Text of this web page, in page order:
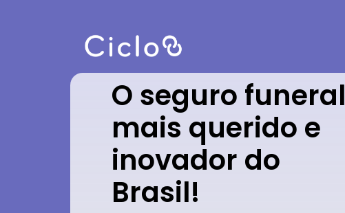
O seguro funeral
mais querido e
inovador do
Brasil!